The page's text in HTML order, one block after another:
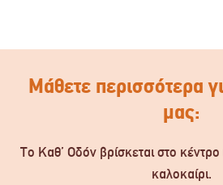
Μάθετε περισσότερα
μας:
Το Καθ’ Οδόν βρίσκεται στο
καλοκαίρι.